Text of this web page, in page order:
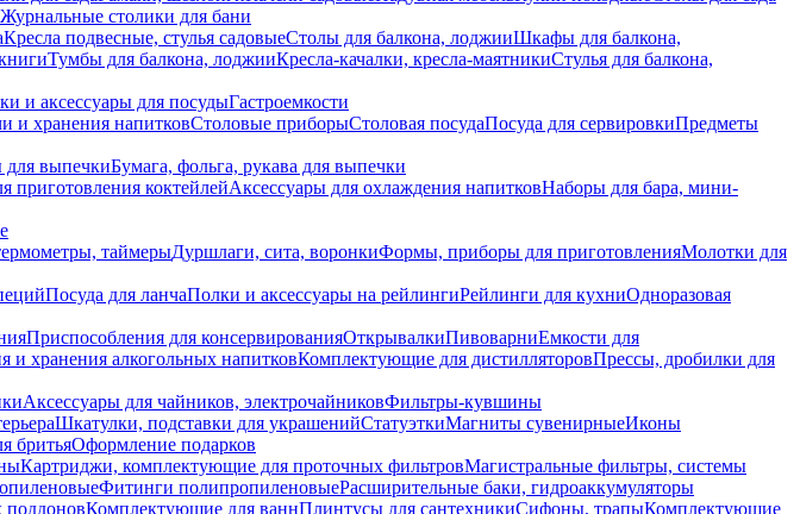
Журнальные столики для бани
Кресла подвесные, стулья садовыеСтолы для балкона, лоджииШкафы для балкона,
Тумбы для балкона, лоджииКресла-качалки, кресла-маятникиСтулья для балкона,
и аксессуары для посудыГастроемкости
и хранения напитковСтоловые приборыСтоловая посудаПосуда для сервировкиПредметы
для выпечкиБумага, фольга, рукава для выпечки
приготовления коктейлейАксессуары для охлаждения напитковНаборы для бара, мини-
таймерыДуршлаги, сита, воронкиФормы, приборы для приготовленияМолотки для
Посуда для ланчаПолки и аксессуары на рейлингиРейлинги для кухниОдноразовая
Приспособления для консервированияОткрывалкиПивоварниЕмкости для
и хранения алкогольных напитковКомплектующие для дистилляторовПрессы, дробилки для
Аксессуары для чайников, электрочайниковФильтры-кувшины
Шкатулки, подставки для украшенийСтатуэткиМагниты сувенирныеИконы
бритьяОформление подарков
Картриджи, комплектующие для проточных фильтровМагистральные фильтры, системы
Фитинги полипропиленовыеРасширительные баки, гидроаккумуляторы
Комплектующие для ваннПлинтусы для сантехникиСифоны, трапыКомплектующие